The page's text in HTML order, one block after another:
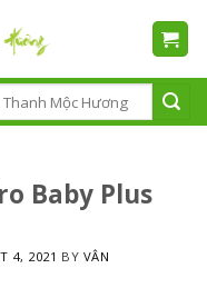
Baby Plus
4, 2021 BY VÂN